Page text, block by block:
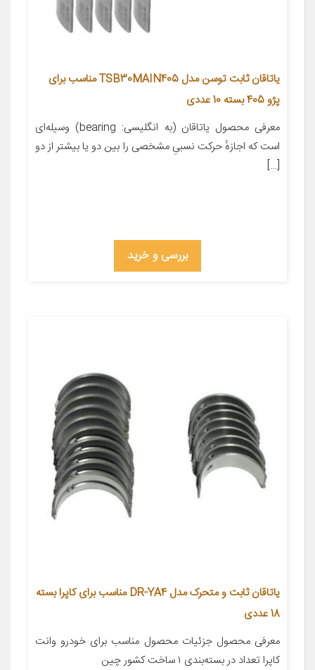
یاتاقان ثابت توسن مدل TSB30MAIN405 مناسب برای
پژو 405 بسته 10 عددی
معرفی محصول یاتاقان (به انگلیسی: bearing) وسیله‌ای
است که اجازهٔ حرکت نسبیِ مشخصی را بین دو یا بیشتر از دو
[…]
بررسی و خرید
یاتاقان ثابت و متحرک مدل DR-YA4 مناسب برای کاپرا بسته
18 عددی
معرفی محصول جزئیات محصول مناسب برای خودرو وانت
کاپرا تعداد در بسته‌بندی ۱ ساخت کشور چین